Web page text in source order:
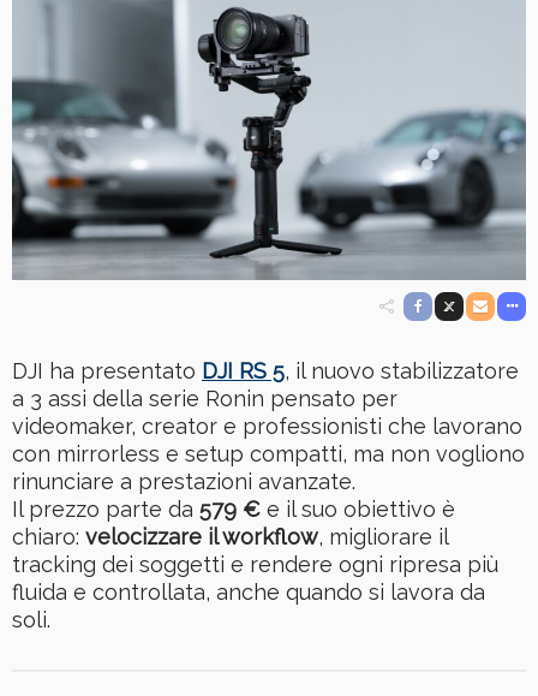
DJI ha presentato DJI RS 5, il nuovo stabilizzatore
a 3 assi della serie Ronin pensato per
videomaker, creator e professionisti che lavorano
con mirrorless e setup compatti, ma non vogliono
rinunciare a prestazioni avanzate.
Il prezzo parte da 579 € e il suo obiettivo è
chiaro: velocizzare il workflow, migliorare il
tracking dei soggetti e rendere ogni ripresa più
fluida e controllata, anche quando si lavora da
soli.